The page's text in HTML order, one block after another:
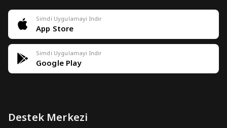
Simdi Uygulamayi Indir
App Store
Simdi Uygulamayi Indir
Google Play
Destek Merkezi